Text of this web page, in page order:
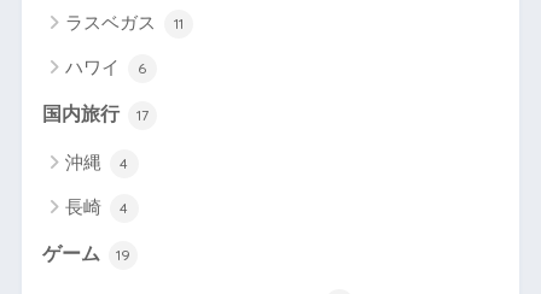
ラスベガス 11
ハワイ 6
国内旅行 17
沖縄 4
長崎 4
ゲーム 19